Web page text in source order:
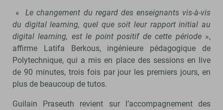
«
Le changement du regard des enseignants vis-à-vis
du digital learning, quel que soit leur rapport initial au
digital learning, est le point positif de cette période»,
affirme Latifa Berkous, ingénieure pédagogique de
Polytechnique, qui a mis en place des sessions en live
de 90 minutes, trois fois par jour les premiers jours, en
plus de beaucoup de tutos.
Guilain Praseuth revient sur l’accompagnement des